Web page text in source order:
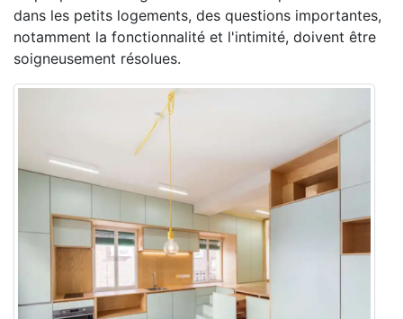
dans les petits logements, des questions importantes,
notamment la fonctionnalité et l'intimité, doivent être
soigneusement résolues.